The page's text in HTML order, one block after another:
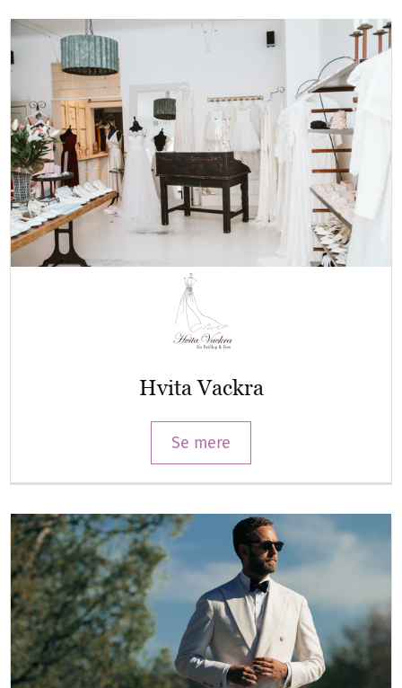
Hvita Vackra
Se mere